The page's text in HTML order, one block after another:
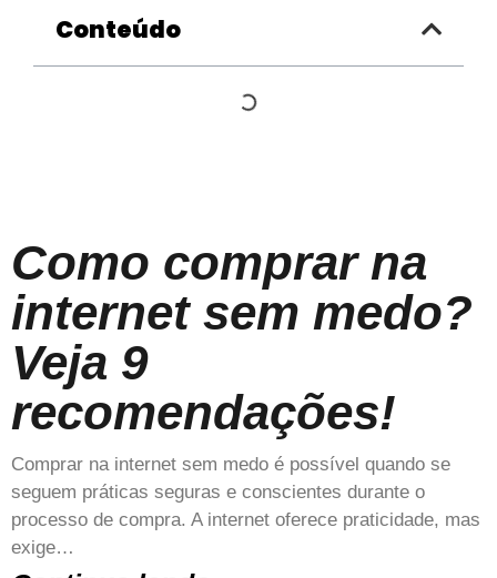
Conteúdo
Como comprar na
internet sem medo?
Veja 9
recomendações!
Comprar na internet sem medo é possível quando se
seguem práticas seguras e conscientes durante o
processo de compra. A internet oferece praticidade, mas
exige…